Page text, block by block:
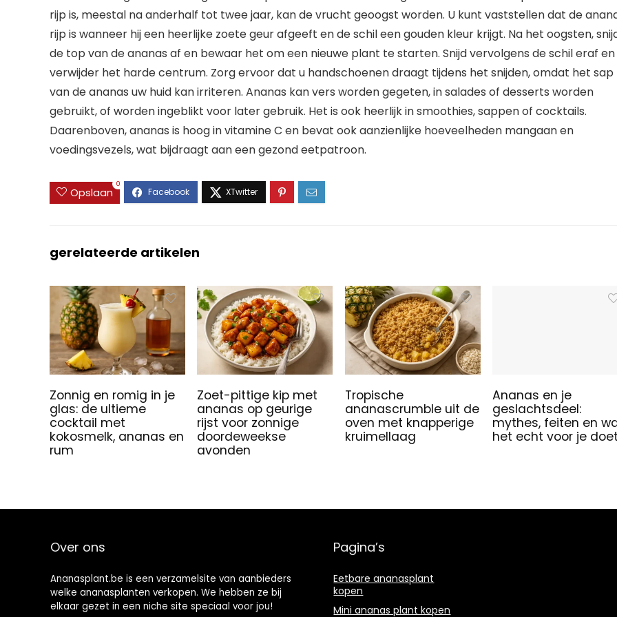
rijp is, meestal na anderhalf tot twee jaar, kan de vrucht geoogst worden. U kunt vaststellen dat de
rijp is wanneer hij een heerlijke zoete geur afgeeft en de schil een gouden kleur krijgt. Na het oogsten,
de top van de ananas af en bewaar het om een nieuwe plant te starten. Snijd vervolgens de schil eraf en
verwijder het harde centrum. Zorg ervoor dat u handschoenen draagt tijdens het snijden, omdat het sap
van de ananas uw huid kan irriteren. Ananas kan vers worden gegeten, in salades of desserts worden
gebruikt, of worden ingeblikt voor later gebruik. Het is ook heerlijk in smoothies, sappen of cocktails.
Daarenboven, ananas is hoog in vitamine C en bevat ook aanzienlijke hoeveelheden mangaan en
voedingsvezels, wat bijdraagt aan een gezond eetpatroon.
Opslaan
0
gerelateerde artikelen
Zonnig en romig in je
glas: de ultieme
cocktail met
kokosmelk, ananas en
rum
Zoet-pittige kip met
ananas op geurige
rijst voor zonnige
doordeweekse
avonden
Tropische
ananascrumble uit de
oven met knapperige
kruimellaag
Ananas en je
geslachtsdeel:
mythes, feiten en
het echt voor je
Over ons
Ananasplant.be is een verzamelsite van aanbieders
welke ananasplanten verkopen. We hebben ze bij
elkaar gezet in een niche site speciaal voor jou!
Pagina’s
Eetbare ananasplant
kopen
Mini ananas plant kopen